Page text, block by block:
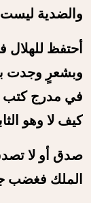
والضدية
أحتفظ للهلال
وبشعرٍ وجدت
في مدرج كتب
كيف لا وهو
صدق أو لا
الملك فغضب